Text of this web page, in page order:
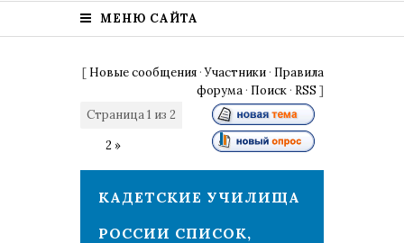
МЕНЮ САЙТА
[ Новые сообщения ·Участники · Правила
форума · Поиск · RSS ]
Страница1 из 2
2 »
КАДЕТСКИЕ УЧИЛИЩА
РОССИИ СПИСОК,